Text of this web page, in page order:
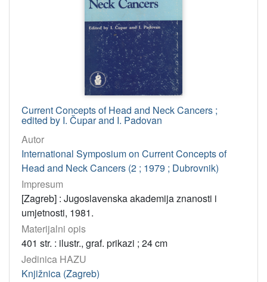
Current Concepts of Head and Neck Cancers ;
edited by I. Čupar and I. Padovan
Autor
International Symposium on Current Concepts of
Head and Neck Cancers (2 ; 1979 ; Dubrovnik)
Impresum
[Zagreb] : Jugoslavenska akademija znanosti i
umjetnosti, 1981.
Materijalni opis
401 str. : ilustr., graf. prikazi ; 24 cm
Jedinica HAZU
Knjižnica (Zagreb)